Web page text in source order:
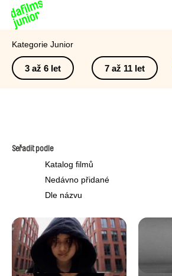
Domů
Kategorie Junior
3 až 6 let 7 až 11 let
Seřadit podle
Katalog filmů
Nedávno přidané
Dle názvu